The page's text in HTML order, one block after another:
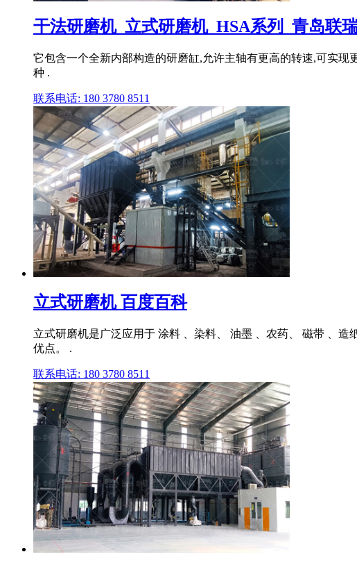
干法研磨机_立式研磨机_HSA系列_青岛联
它包含一个全新内部构造的研磨缸,允许主轴有更高的转速,可实
种 .
联系电话: 180 3780 8511
立式研磨机 百度百科
立式研磨机是广泛应用于 涂料 、染料、 油墨 、农药、 磁带 、
优点。 .
联系电话: 180 3780 8511